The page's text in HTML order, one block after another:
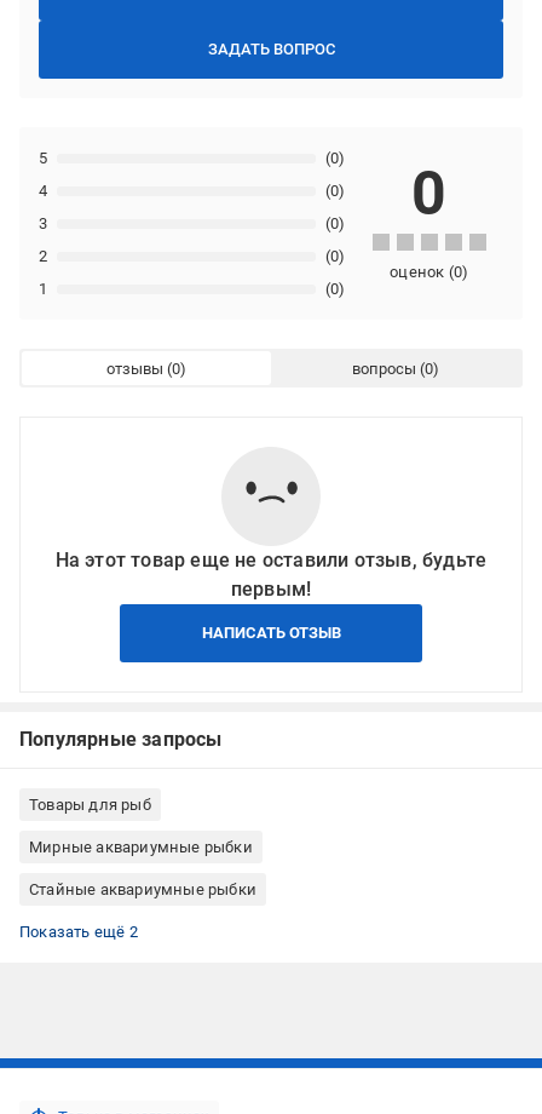
ЗАДАТЬ ВОПРОС
1 (0)
2 (0)
3 (0)
4 (0)
5 (0)
0
оценок (0)
отзывы вопросы
На этот товар еще не оставили отзыв, будьте
первым!
НАПИСАТЬ ОТЗЫВ
Популярные запросы
Товары для рыб
Мирные аквариумные рыбки
Стайные аквариумные рыбки
Аквариумные рыбки верхнего слоя
Донные аквариумные рыбки
Показать ещё 2